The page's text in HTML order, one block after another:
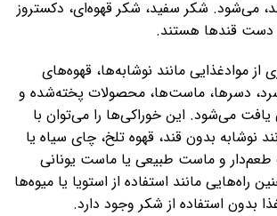
می‌شود. شکر سفید، شکر قهوه‌ای، دکستروز
دست قندها هستند.
از موادغذایی مانند نوشابه‌ها، قهوه‌های
دسرها، ماست‌ها، محصولات پخته‌شده و
می‌شود. این خوراکی‌ها را می‌توان با
نوشابه بدون قند، قهوه تلخ، چای سیاه یا
و ماست طبیعی یا ماست یونانی
راه‌هایی مانند استفاده از استویا یا میوه‌ها
بدون استفاده از شکر وجود دارد.